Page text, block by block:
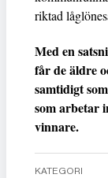
riktad
Med en
får de äldre
samtidigt
som arbetar
vinnare.
KATEGORI